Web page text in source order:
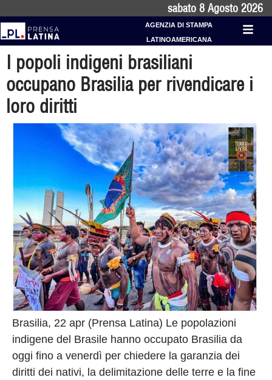
sabato 8 Agosto 2026
AGENZIA DI STAMPA
LATINOAMERICANA
I popoli indigeni brasiliani
occupano Brasilia per rivendicare i
loro diritti
Brasilia, 22 apr (Prensa Latina) Le popolazioni
indigene del Brasile hanno occupato Brasilia da
oggi fino a venerdì per chiedere la garanzia dei
diritti dei nativi, la delimitazione delle terre e la fine